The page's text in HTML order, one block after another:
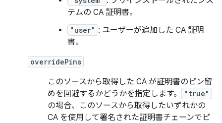
テムの CA 証明書。
"user" : ユーザーが追加した CA 証明
書。
overridePins
このソースから取得した CA が証明書のピン留
めを回避するかどうかを指定します。
"true"
の場合、このソースから取得したいずれかの
CA を使用して署名された証明書チェーンでピ